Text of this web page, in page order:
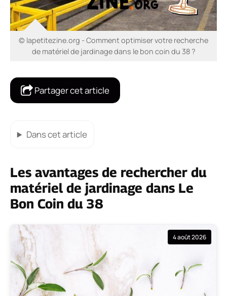
© lapetitezine.org - Comment optimiser votre recherche
de matériel de jardinage dans le bon coin du 38 ?
Partager cet article
Dans cet article
Les avantages de rechercher du
matériel de jardinage dans Le
Bon Coin du 38
4 août 2026